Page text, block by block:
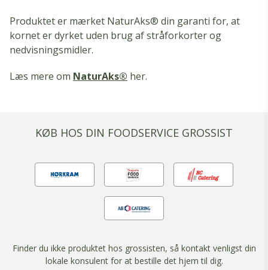
Produktet er mærket NaturAks® din garanti for, at
kornet er dyrket uden brug af stråforkorter og
nedvisningsmidler.
Læs mere om NaturAks® her.
KØB HOS DIN FOODSERVICE GROSSIST
Finder du ikke produktet hos grossisten, så kontakt venligst din
lokale konsulent for at bestille det hjem til dig.